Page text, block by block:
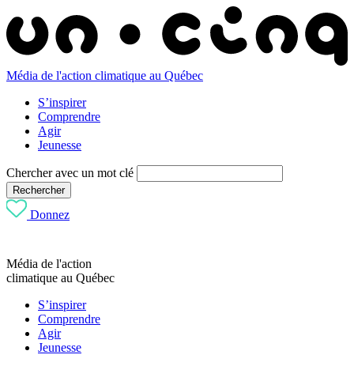
Média de l'action climatique au Québec
S’inspirer
Comprendre
Agir
Jeunesse
Chercher avec un mot clé
Rechercher
Donnez
Média de l'action
climatique au Québec
S’inspirer
Comprendre
Agir
Jeunesse